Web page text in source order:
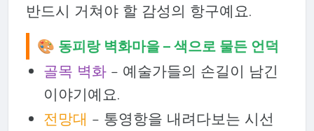
반드시 거쳐야 할 감성의 항구예요.
🎨 동피랑 벽화마을 – 색으로 물든 언덕
골목 벽화– 예술가들의 손길이 남긴
이야기예요.
전망대 – 통영항을 내려다보는 시선